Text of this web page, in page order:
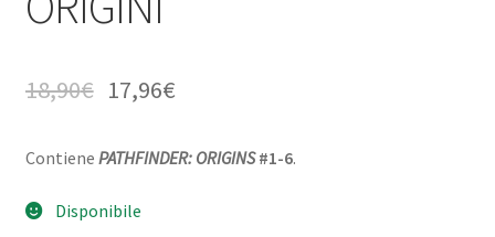
18,90€ 17,96€
Contiene PATHFINDER: ORIGINS#1-6.
Disponibile